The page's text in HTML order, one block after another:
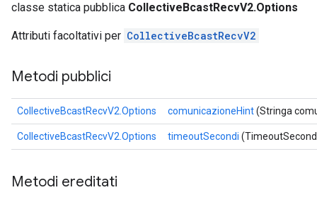
classe statica pubblica CollectiveBcastRecvV2.Options
Attributi facoltativi per CollectiveBcastRecvV2
Metodi pubblici
CollectiveBcastRecvV2.Options comunicazioneHint(Stringa
CollectiveBcastRecvV2.Options timeoutSecondi
Metodi ereditati